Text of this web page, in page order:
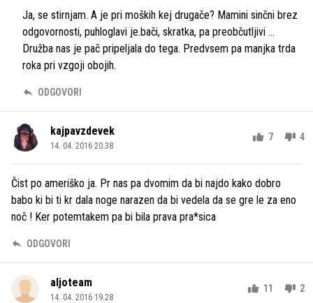
Ja, se stirnjam. A je pri moških kej drugače? Mamini sinčni brez
odgovornosti, puhloglavi je.bači, skratka, pa preobčutljivi ...
Družba nas je pač pripeljala do tega. Predvsem pa manjka trda
roka pri vzgoji obojih.
ODGOVORI
kajpavzdevek
14. 04. 2016 20.38
7 4
Čist po ameriško ja. Pr nas pa dvomim da bi najdo kako dobro
babo ki bi ti kr dala noge narazen da bi vedela da se gre le za eno
noč ! Ker potemtakem pa bi bila prava pra*sica
ODGOVORI
aljoteam
14. 04. 2016 19.28
11 2